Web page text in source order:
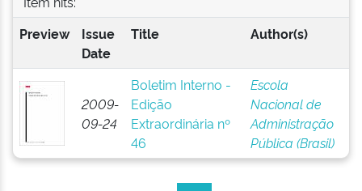
Preview
Issue
Date
Title Author(s)
2009-
09-24
Boletim Interno -
Edição
Extraordinária nº
46
Escola
Nacional de
Administração
Pública (Brasil)